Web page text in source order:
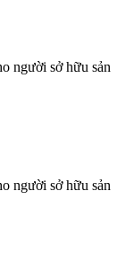
người sở hữu sản
người sở hữu sản